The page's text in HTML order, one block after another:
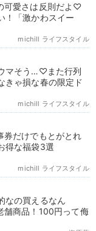
可愛さは反則だよ♡
！「激かわスイー
michill ライフスタイル
マそう…♡また行列
きゃ損な春の限定ド
michill ライフスタイル
だけでもとがとれ
得な福袋3選
michill ライフスタイル
なの買えるなん
舗商品！100円って侮